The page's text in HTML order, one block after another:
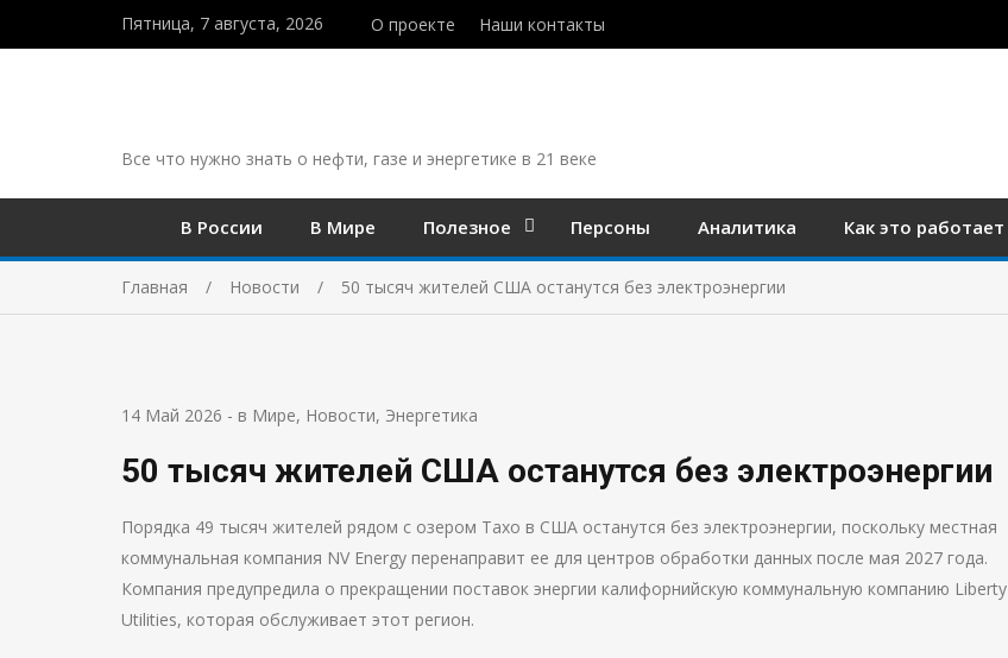
Пятница, 7 августа, 2026 О проекте Наши контакты
Все что нужно знать о нефти, газе и энергетике в 21 веке
В России В Мире Полезное Персоны Аналитика Как это работает
Главная Новости 50 тысяч жителей США останутся без электроэнергии
14 Май 2026 - в Мире, Новости, Энергетика
50 тысяч жителей США останутся без электроэнергии
Порядка 49 тысяч жителей рядом с озером Тахо в США останутся без электроэнергии, поскольку местная
коммунальная компания NV Energy перенаправит ее для центров обработки данных после мая 2027 года.
Компания предупредила о прекращении поставок энергии калифорнийскую коммунальную компанию Liberty
Utilities, которая обслуживает этот регион.